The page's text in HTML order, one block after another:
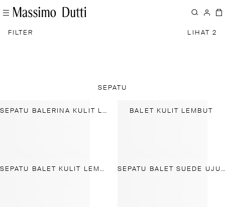
FILTER LIHAT 2
SEPATU
SEPATU BALERINA KULIT LEMBUT BALET KULIT LEMBUT
SEPATU BALET KULIT LEMBUT SEPATU BALET SUEDE UJUNG BULAT